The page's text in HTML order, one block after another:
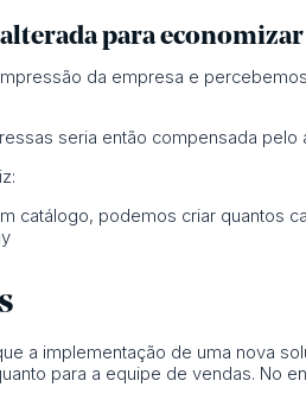
para
da empresa e
seria então compensada pelo
catálogo, podemos criar quantos
a implementação de uma nova
para a equipe de vendas. No